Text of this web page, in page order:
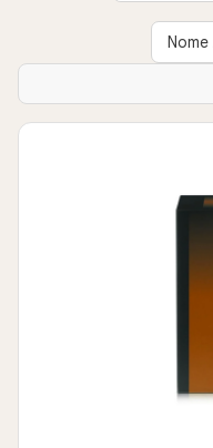
Ordina
prodotti